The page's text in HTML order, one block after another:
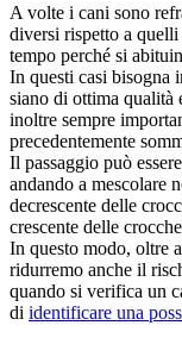
A volte i cani sono
diversi rispetto a
tempo perché si
In questi casi bisogna
siano di ottima qualità
inoltre sempre
precedentemente
Il passaggio può
andando a mescolare
decrescente delle
crescente delle
In questo modo, oltre
ridurremo anche il
quando si verifica un
di identificare una